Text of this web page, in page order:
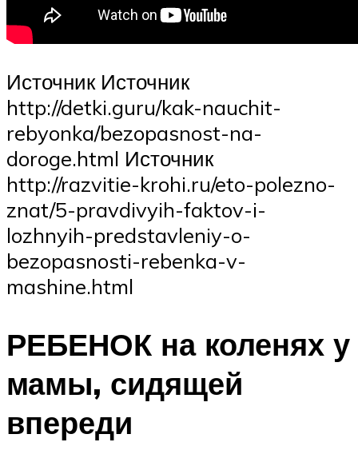
Источник Источник
http://detki.guru/kak-nauchit-
rebyonka/bezopasnost-na-
doroge.html Источник
http://razvitie-krohi.ru/eto-polezno-
znat/5-pravdivyih-faktov-i-
lozhnyih-predstavleniy-o-
bezopasnosti-rebenka-v-
mashine.html
РЕБЕНОК на коленях у
мамы, сидящей
впереди